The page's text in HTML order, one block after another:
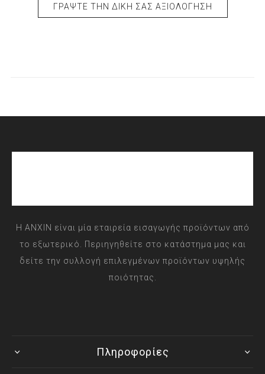
ΓΡΆΨΤΕ ΤΗΝ ΔΙΚΉ ΣΑΣ ΑΞΙΟΛΌΓΗΣΗ
Η ANXIN είναι μία εταιρεία εισαγωγής προϊόντων από
το εξωτερικό. Περιηγηθείτε στο κατάστημα μας και
δείτε την συλλογή επιλεγμένων προϊόντων υψηλής
ποιότητας.
Πληροφορίες